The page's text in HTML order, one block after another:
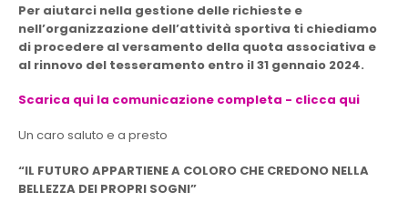
Per aiutarci nella gestione delle richieste e
nell’organizzazione dell’attività sportiva ti chiediamo
di procedere al versamento della quota associativa e
al rinnovo del tesseramento entro il 31 gennaio 2024.
Scarica qui la comunicazione completa - clicca qui
Un caro saluto e a presto
“IL FUTURO APPARTIENE A COLORO CHE CREDONO NELLA
BELLEZZA DEI PROPRI SOGNI”